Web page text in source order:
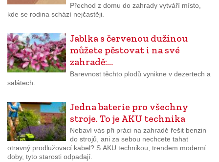
Přechod z domu do zahrady vytváří místo,
kde se rodina schází nejčastěji.
Jablka s červenou dužinou
můžete pěstovat i na své
zahradě:…
Barevnost těchto plodů vynikne v dezertech a
salátech.
Jedna baterie pro všechny
stroje. To je AKU technika
Nebaví vás při práci na zahradě řešit benzin
do strojů, ani za sebou nechcete tahat
otravný prodlužovací kabel? S AKU technikou, trendem moderní
doby, tyto starosti odpadají.